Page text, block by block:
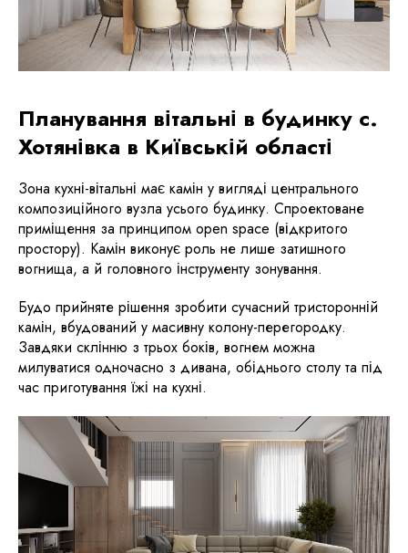
Планування вітальні в будинку с.
Хотянівка в Київській області
Зона кухні-вітальні має камін у вигляді центрального
композиційного вузла усього будинку. Спроектоване
приміщення за принципом open space (відкритого
простору). Камін виконує роль не лише затишного
вогнища, а й головного інструменту зонування.
Будо прийняте рішення зробити сучасний тристоронній
камін, вбудований у масивну колону-перегородку.
Завдяки склінню з трьох боків, вогнем можна
милуватися одночасно з дивана, обіднього столу та під
час приготування їжі на кухні.